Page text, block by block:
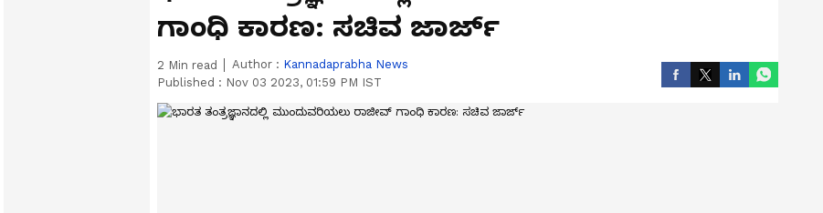
ಗಾಂಧಿ ಕಾರಣ: ಸಚಿವ ಜಾರ್ಜ್‌
2 Min read Author : Kannadaprabha News
Published : Nov 03 2023, 01:59 PM IST